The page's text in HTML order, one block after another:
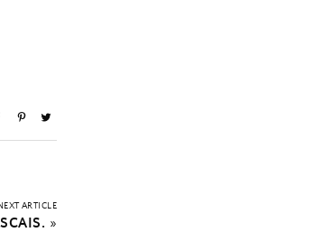
ARTICLE
»